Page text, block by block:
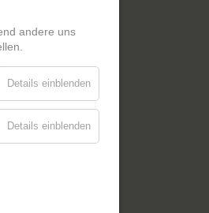
andere uns
Details einblenden
Details einblenden